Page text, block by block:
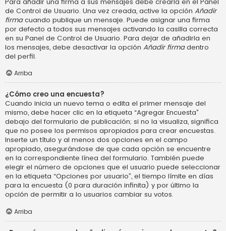
de Control de Usuario. Una vez creada, active la opción Añadir
firmacuando publique un mensaje. Puede asignar una firma
por defecto a todos sus mensajes activando la casilla correcta
en su Panel de Control de Usuario. Para dejar de añadirla en
los mensajes, debe desactivar la opción Añadir firmadentro
del perfil.
Arriba
¿Cómo creo una encuesta?
Cuando inicia un nuevo tema o edita el primer mensaje del
mismo, debe hacer clic en la etiqueta “Agregar Encuesta”
debajo del formulario de publicación; si no la visualiza, significa
que no posee los permisos apropiados para crear encuestas.
Inserte un título y al menos dos opciones en el campo
apropiado, asegurándose de que cada opción se encuentre
en la correspondiente línea del formulario. También puede
elegir el número de opciones que el usuario puede seleccionar
en la etiqueta “Opciones por usuario”, el tiempo límite en días
para la encuesta (0 para duración infinita) y por último la
opción de permitir a lo usuarios cambiar su votos.
Arriba